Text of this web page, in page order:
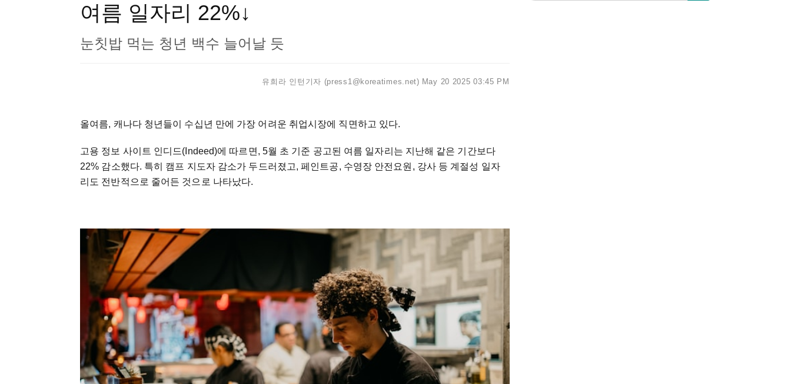
여름 일자리 22%↓
눈칫밥 먹는 청년 백수 늘어날 듯
유희라 인턴기자 (press1@koreatimes.net) May 20 2025 03:45 PM
올여름, 캐나다 청년들이 수십년 만에 가장 어려운 취업시장에 직면하고 있다.
고용 정보 사이트 인디드(Indeed)에 따르면, 5월 초 기준 공고된 여름 일자리는 지난해 같은 기간보다
22% 감소했다. 특히 캠프 지도자 감소가 두드러졌고, 페인트공, 수영장 안전요원, 강사 등 계절성 일자
리도 전반적으로 줄어든 것으로 나타났다.